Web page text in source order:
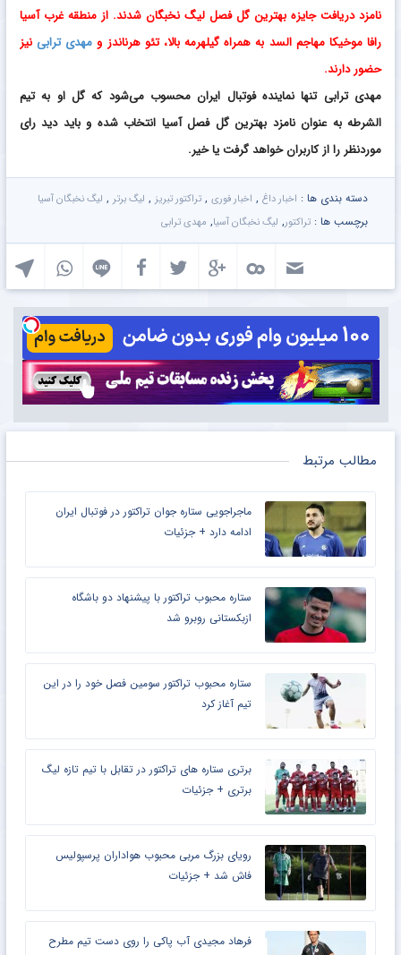
نامزد دریافت جایزه بهترین گل فصل لیگ نخبگان شدند. از منطقه غرب آسیا
رافا موخیکا مهاجم السد به همراه گیلهرمه بالا، تئو هرناندز و مهدی ترابی نیز
حضور دارند.
مهدی ترابی تنها نماینده فوتبال ایران محسوب می‌شود که گل او به تیم
الشرطه به عنوان نامزد بهترین گل فصل آسیا انتخاب شده و باید دید رای
موردنظر را از کاربران خواهد گرفت یا خیر.
دسته بندی ها : اخبار داغ , اخبار فوری , تراکتور تبریز , لیگ برتر , لیگ نخبگان آسیا
برچسب ها : تراکتور, لیگ نخبگان آسیا, مهدی ترابی
مطالب مرتبط
ماجراجویی ستاره جوان تراکتور در فوتبال ایران
ادامه دارد + جزئیات
ستاره محبوب تراکتور با پیشنهاد دو باشگاه
ازبکستانی روبرو شد
ستاره محبوب تراکتور سومین فصل خود را در این
تیم آغاز کرد
برتری ستاره های تراکتور در تقابل با تیم تازه لیگ
برتری + جزئیات
رویای بزرگ مربی محبوب هواداران پرسپولیس
فاش شد + جزئیات
فرهاد مجیدی آب پاکی را روی دست تیم مطرح